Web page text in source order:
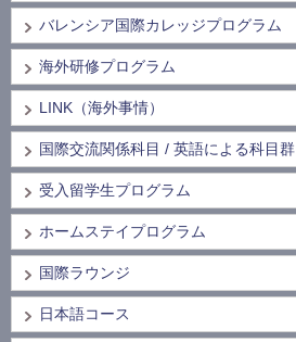
バレンシア国際カレッジプログラム
海外研修プログラム
LINK（海外事情）
国際交流関係科目 / 英語による科目群
受入留学生プログラム
ホームステイプログラム
国際ラウンジ
日本語コース